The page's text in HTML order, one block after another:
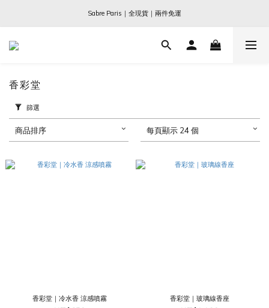
Ogata x 坂本龍一 ｜大師珍藏系列
Sabre Paris｜全現貨｜兩件免運
Ogata x 坂本龍一 ｜大師珍藏系列
香彩堂
篩選
商品排序 每頁顯示 24 個
香彩堂｜冷水香 涼感噴霧 香彩堂｜玻璃線香座